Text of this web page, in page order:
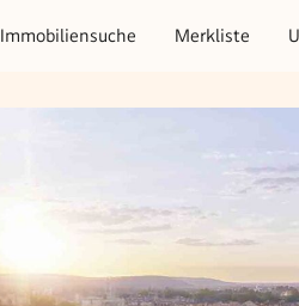
Immobiliensuche Merkliste